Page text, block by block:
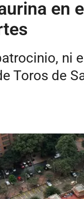
en
ni
Toros de